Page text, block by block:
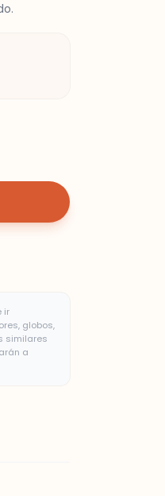
ir
globos,
similares
a